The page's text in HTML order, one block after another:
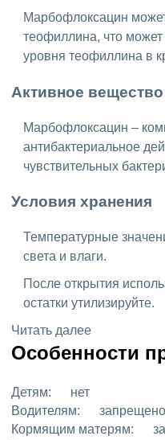
Марбофлоксацин
теофиллина, что
уровня теофиллина в
Активное вещество
Марбофлоксацин –
антибактериальное
чувствительных
Условия хранения
Температурные
света и влаги.
После открытия
остатки утилизируйте.
Читать далее
Особенности
Детям:
нет
Водителям:
запрещено
Кормящим матерям: